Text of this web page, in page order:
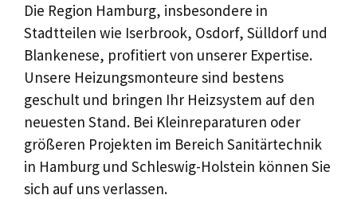
Die Region Hamburg, insbesondere in
Stadtteilen wie Iserbrook, Osdorf, Sülldorf und
Blankenese, profitiert von unserer Expertise.
Unsere Heizungsmonteure sind bestens
geschult und bringen Ihr Heizsystem auf den
neuesten Stand. Bei Kleinreparaturen oder
größeren Projekten im Bereich Sanitärtechnik
in Hamburg und Schleswig-Holstein können Sie
sich auf uns verlassen.